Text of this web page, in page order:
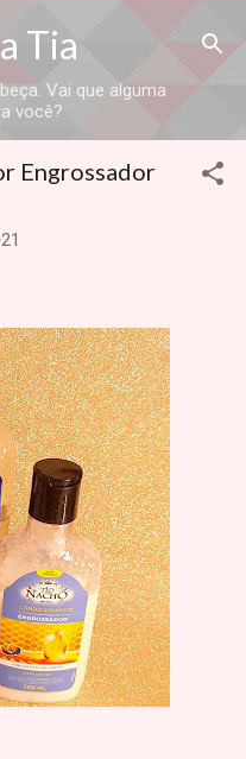
Tia
Vai que alguma
você?
Engrossador